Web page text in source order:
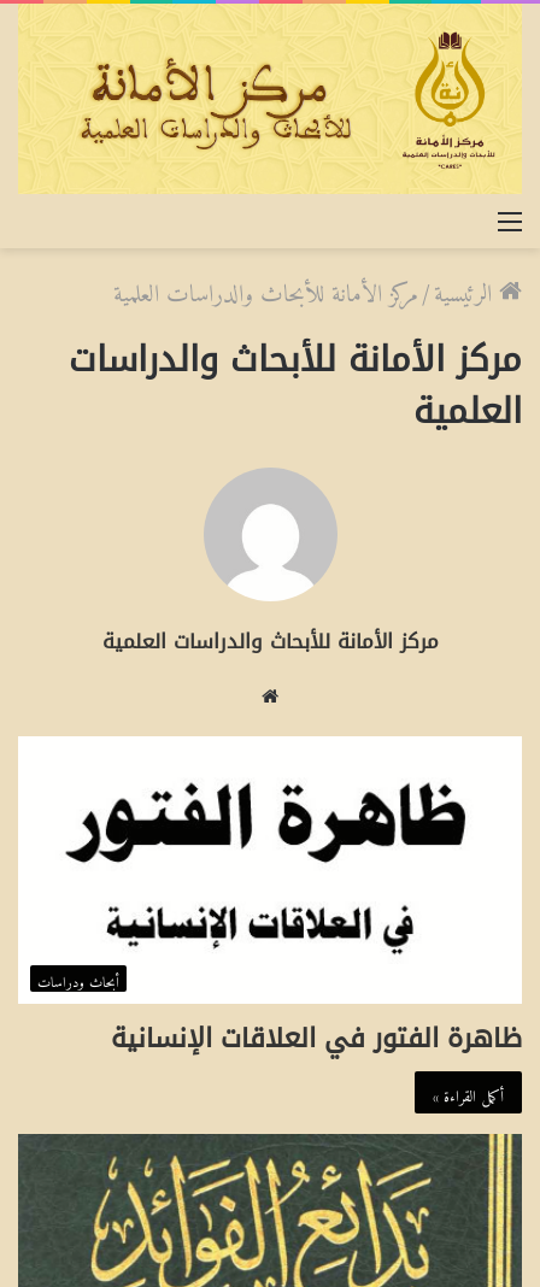
الرئيسية/مركز الأمانة للأبحاث والدراسات العلمية
مركز الأمانة للأبحاث والدراسات
العلمية
مركز الأمانة للأبحاث والدراسات العلمية
ق
ب
أبحاث ودراسات
ظاهرة الفتور في العلاقات الإنسانية
أكمل القراءة »